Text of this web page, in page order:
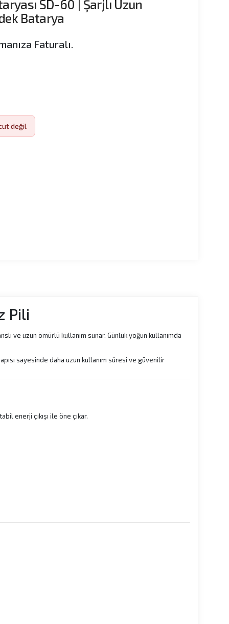
SD-60 | Şarjlı Uzun
Batarya
Faturalı.
değil
Pili
ve uzun ömürlü kullanım sunar. Günlük yoğun kullanımda
sayesinde daha uzun kullanım süresi ve güvenilir
enerji çıkışı ile öne çıkar.